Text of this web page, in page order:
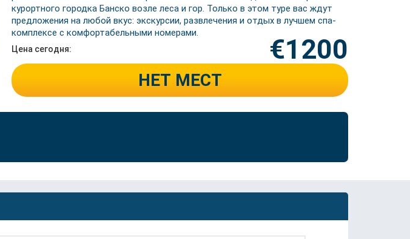
курортного городка Банско возле леса и гор. Только в этом туре вас ждут
предложения на любой вкус: экскурсии, развлечения и отдых в лучшем спа-
комплексе с комфортабельными номерами.
Цена сегодня: €1200
НЕТ МЕСТ